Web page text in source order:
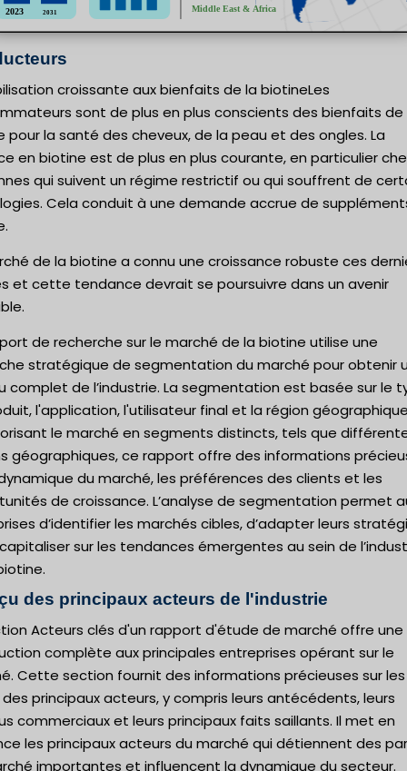
croissante aux bienfaits de la biotineLes
sont de plus en plus conscients des bienfaits de
pour la santé des cheveux, de la peau et des ongles. La
en biotine est de plus en plus courante, en particulier
qui suivent un régime restrictif ou qui souffrent de
Cela conduit à une demande accrue de
de la biotine a connu une croissance robuste ces
et cette tendance devrait se poursuivre dans un avenir
de recherche sur le marché de la biotine utilise une
stratégique de segmentation du marché pour obtenir
complet de l’industrie. La segmentation est basée sur le
l'application, l'utilisateur final et la région
le marché en segments distincts, tels que
géographiques, ce rapport offre des informations
du marché, les préférences des clients et les
de croissance. L’analyse de segmentation permet
d’identifier les marchés cibles, d’adapter leurs
sur les tendances émergentes au sein de
des principaux acteurs de l'industrie
Acteurs clés d'un rapport d'étude de marché offre une
complète aux principales entreprises opérant sur le
Cette section fournit des informations précieuses sur les
principaux acteurs, y compris leurs antécédents, leurs
commerciaux et leurs principaux faits saillants. Il met en
les principaux acteurs du marché qui détiennent des
importantes et influencent la dynamique du secteur.